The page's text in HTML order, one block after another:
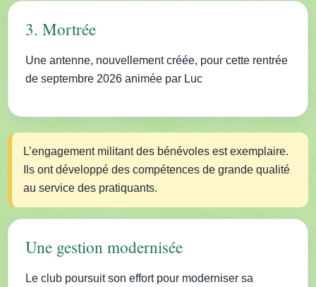
3. Mortrée
Une antenne, nouvellement créée, pour cette rentrée
de septembre 2026 animée par Luc
L’engagement militant des bénévoles est exemplaire.
Ils ont développé des compétences de grande qualité
au service des pratiquants.
Une gestion modernisée
Le club poursuit son effort pour moderniser sa